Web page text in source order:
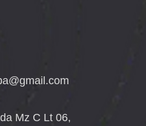
Mz C Lt 06,